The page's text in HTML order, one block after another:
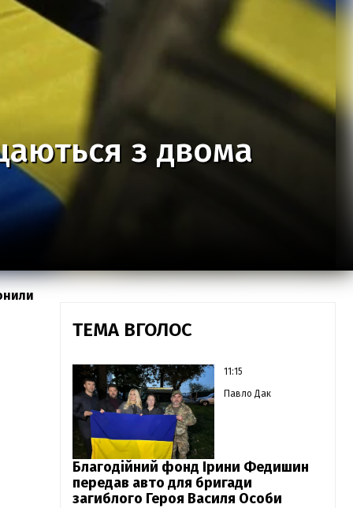
з двома
ТЕМА ВГОЛОС
11:15
Павло Дак
Благодійний фонд Ірини Федишин
передав авто для бригади
загиблого Героя Василя Особи